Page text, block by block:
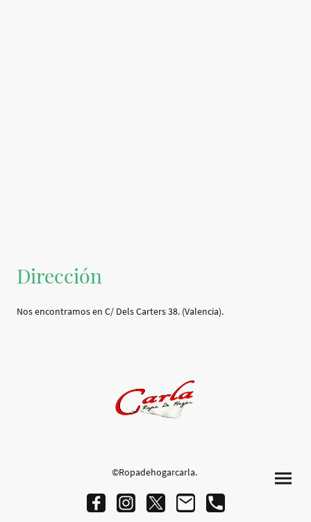
Dirección
Nos encontramos en C/ Dels Carters 38. (Valencia).
©Ropadehogarcarla.